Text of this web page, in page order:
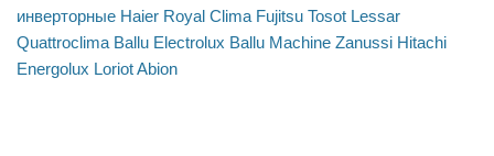
инверторные Haier Royal Clima Fujitsu Tosot Lessar
Quattroclima Ballu Electrolux Ballu Machine Zanussi Hitachi
Energolux LoriotAbion